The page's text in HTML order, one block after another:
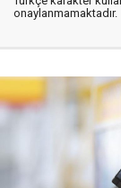
onaylanmamaktadır.